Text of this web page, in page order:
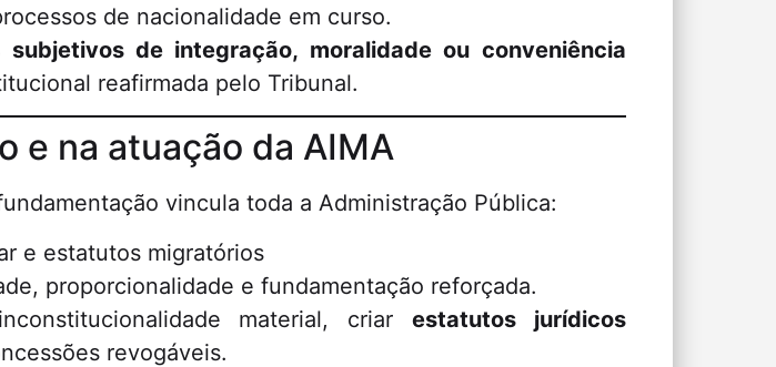
de nacionalidade em curso.
de integração, moralidade ou conveniência
reafirmada pelo Tribunal.
e na atuação da AIMA
vincula toda a Administração Pública:
e estatutos migratórios
proporcionalidade e fundamentação reforçada.
material, criar estatutos jurídicos
revogáveis.